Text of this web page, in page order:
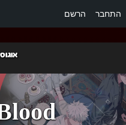
התחבר הרשם
content
אוגוסט 7,